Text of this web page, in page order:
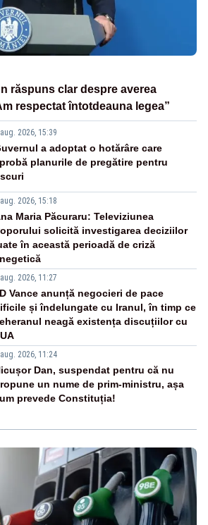
răspuns clar despre averea
respectat întotdeauna legea”
2026, 15:39
a adoptat o hotărâre care
planurile de pregătire pentru
2026, 15:18
Maria Păcuraru: Televiziunea
solicită investigarea deciziilor
în această perioadă de criză
2026, 11:27
Vance anunță negocieri de pace
și îndelungate cu Iranul, în timp ce
neagă existența discuțiilor cu
2026, 11:24
Dan, suspendat pentru că nu
un nume de prim-ministru, așa
prevede Constituția!